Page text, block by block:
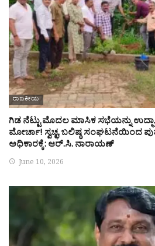
ರಾಜಕೀಯ
ಗಿಡ ನೆಟ್ಟು ಮೊದಲ ಮಾಸಿಕ ಸಭೆಯನ್ನು
ಮೋರ್ಚಾ! ಸ್ವಚ್ಛ, ಬಲಿಷ್ಠ ಸಂಘಟನೆಯಿಂದ
ಅಧಿಕಾರಕ್ಕೆ: ಆರ್.ಸಿ. ನಾರಾಯಣ್
June 10, 2026